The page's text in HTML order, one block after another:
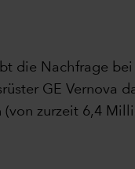
die Nachfrage bei
GE Vernova
zurzeit 6,4